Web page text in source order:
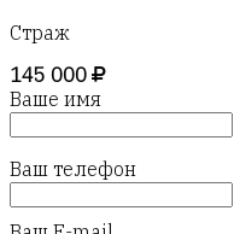
Страж
145 000
Ваше имя
Ваш телефон